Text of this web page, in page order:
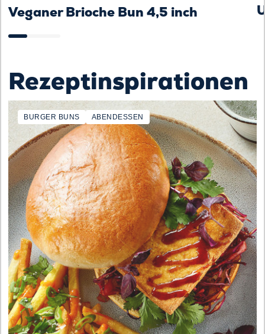
Veganer Brioche Bun 4,5 inch
Rezeptinspirationen
BURGER BUNS ABENDESSEN